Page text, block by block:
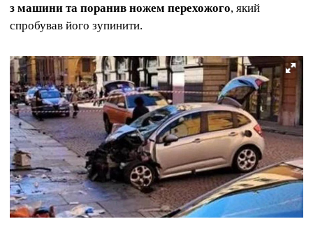
з машини та поранив ножем перехожого, який
спробував його зупинити.